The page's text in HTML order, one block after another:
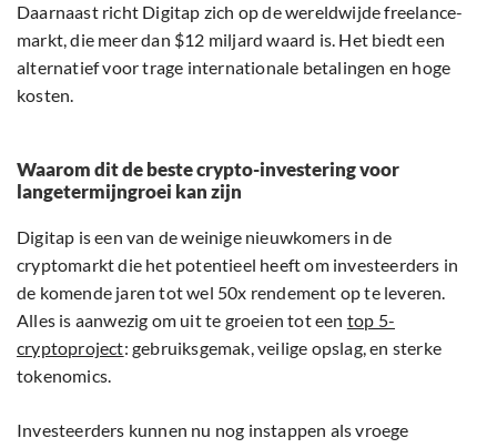
Daarnaast richt Digitap zich op de wereldwijde freelance-
markt, die meer dan $12 miljard waard is. Het biedt een
alternatief voor trage internationale betalingen en hoge
kosten.
Waarom dit de beste crypto-investering voor
langetermijngroei kan zijn
Digitap is een van de weinige nieuwkomers in de
cryptomarkt die het potentieel heeft om investeerders in
de komende jaren tot wel 50x rendement op te leveren.
Alles is aanwezig om uit te groeien tot een top 5-
cryptoproject: gebruiksgemak, veilige opslag, en sterke
tokenomics.
Investeerders kunnen nu nog instappen als vroege